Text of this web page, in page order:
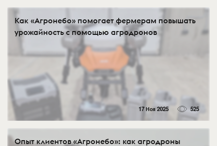
Как «Агронебо» помогает фермерам повышать
урожайность с помощью агродронов
17 Ноя 2025 525
Опыт клиентов «Агронебо»: как агродроны